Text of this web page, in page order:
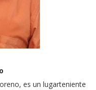
es un lugarteniente